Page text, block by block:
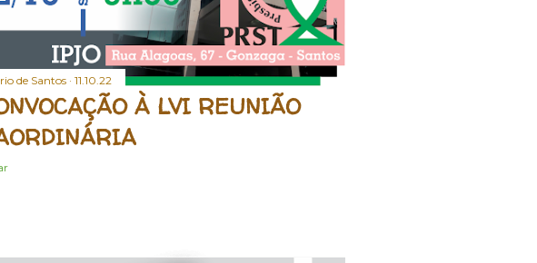
de Santos 11.10.22
À LVI REUNIÃO